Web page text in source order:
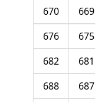
669
670
675
676
681
682
687
688